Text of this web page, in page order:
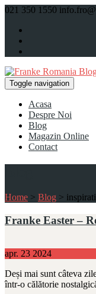
021 350 1550
Toggle navigation
Acasa
Despre Noi
Blog
Magazin Online
Contact
Home > Blog >
Franke Easter –
apr. 23 2024
Deși mai sunt câteva
într-o călătorie